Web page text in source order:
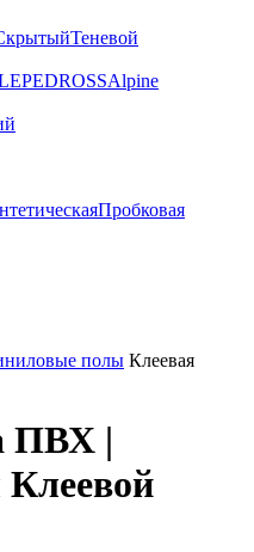
Теневой
PEDROSSAlpine
Пробковая
полы Клеевая
ПВХ |